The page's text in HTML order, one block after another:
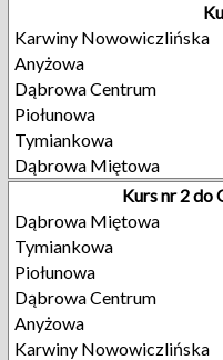
Karwiny Nowowiczlińska
Anyżowa
Dąbrowa Centrum
Piołunowa
Tymiankowa
Dąbrowa Miętowa
Kurs nr 2 do
Dąbrowa Miętowa
Tymiankowa
Piołunowa
Dąbrowa Centrum
Anyżowa
Karwiny Nowowiczlińska